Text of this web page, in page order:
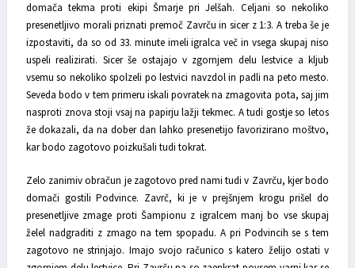
domača tekma proti ekipi Šmarje pri Jelšah. Celjani so nekoliko
presenetljivo morali priznati premoč Zavrču in sicer z 1:3. A treba še je
izpostaviti, da so od 33. minute imeli igralca več in vsega skupaj niso
uspeli realizirati. Sicer še ostajajo v zgornjem delu lestvice a kljub
vsemu so nekoliko spolzeli po lestvici navzdol in padli na peto mesto.
Seveda bodo v tem primeru iskali povratek na zmagovita pota, saj jim
nasproti znova stoji vsaj na papirju lažji tekmec. A tudi gostje so letos
že dokazali, da na dober dan lahko presenetijo favorizirano moštvo,
kar bodo zagotovo poizkušali tudi tokrat.
Zelo zanimiv obračun je zagotovo pred nami tudi v Zavrču, kjer bodo
domači gostili Podvince. Zavrč, ki je v prejšnjem krogu prišel do
presenetljive zmage proti Šampionu z igralcem manj bo vse skupaj
želel nadgraditi z zmago na tem spopadu. A pri Podvincih se s tem
zagotovo ne strinjajo. Imajo svojo računico s katero želijo ostati v